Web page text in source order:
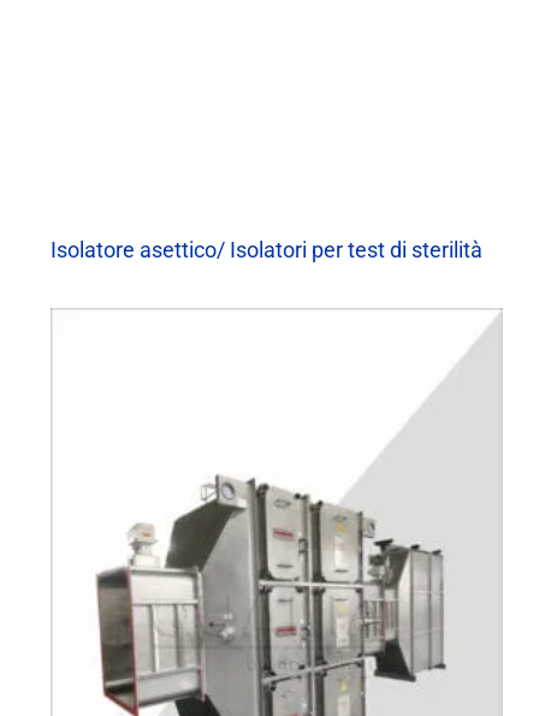
Isolatore asettico/ Isolatori per test di sterilità